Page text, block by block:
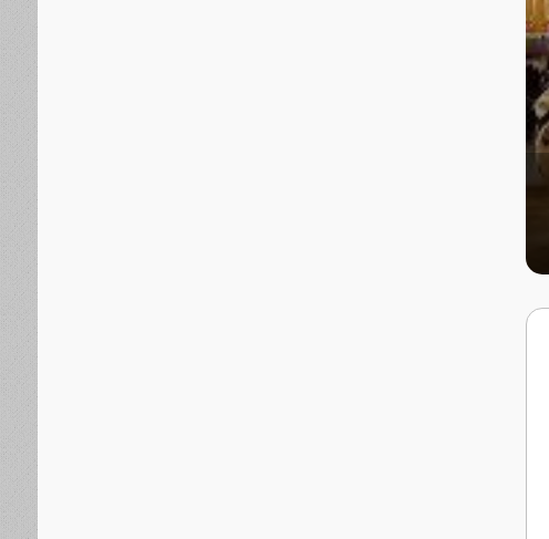
بينهم الضابط المشرف على قتل القوات المسلحة
في الهجمات الحوثية التي استهدفت